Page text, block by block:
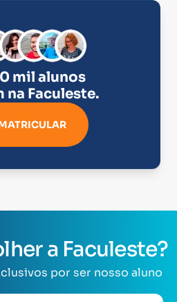
mil alunos
na Faculeste.
a Faculeste?
por ser nosso aluno